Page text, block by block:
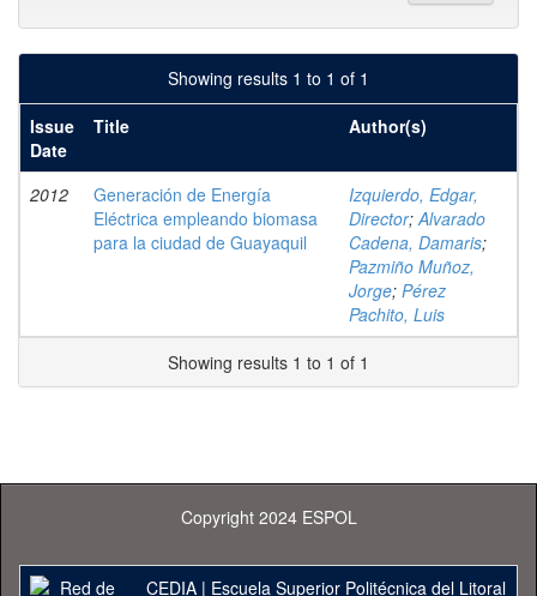
Showing results 1 to 1 of 1
Issue
Date
Title Author(s)
2012
Generación de Energía
Eléctrica empleando biomasa
para la ciudad de Guayaquil
Izquierdo, Edgar,
Director;Alvarado
Cadena, Damaris;
Pazmiño Muñoz,
Jorge; Pérez
Pachito, Luis
Showing results 1 to 1 of 1
Copyright 2024 ESPOL
CEDIA| Escuela Superior Politécnica del Litoral